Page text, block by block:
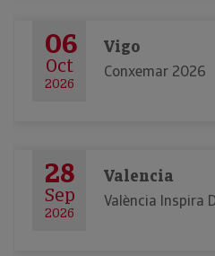
06
Oct
2026
Vigo
Conxemar 2026
28
Sep
2026
Valencia
València Inspira